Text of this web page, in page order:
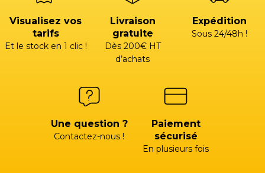
Visualisez vos
tarifs
Et le stock en 1 clic !
Livraison
gratuite
Dès 200€ HT
d’achats
Expédition
Sous 24/48h !
Une question ?
Contactez-nous !
Paiement
sécurisé
En plusieurs fois